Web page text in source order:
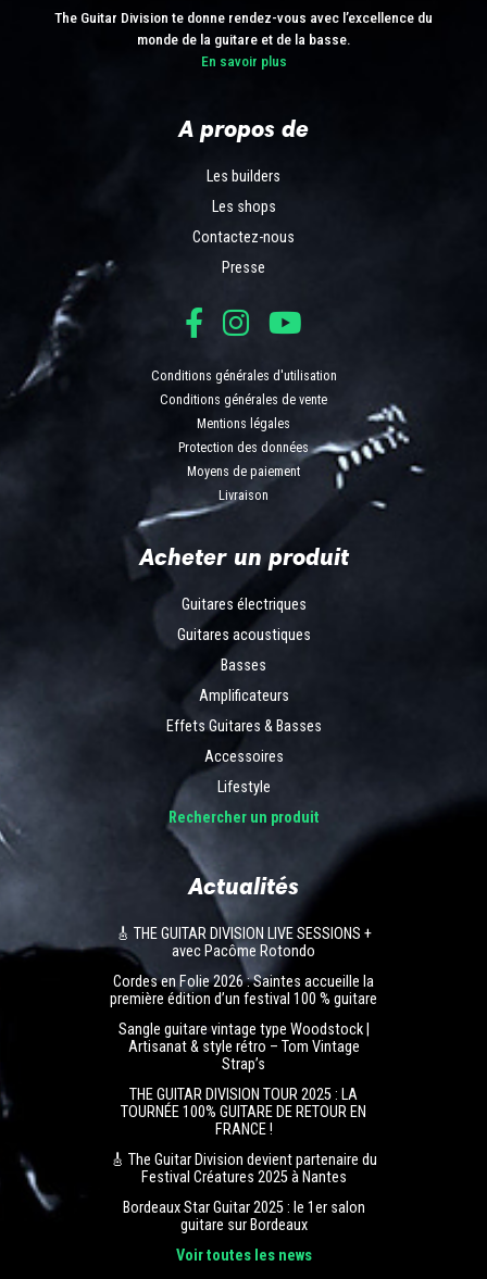
The Guitar Division te donne rendez-vous avec l’excellence du
monde de la guitare et de la basse.
En savoir plus
A propos de
Les builders
Les shops
Contactez-nous
Presse
Conditions générales d'utilisation
Conditions générales de vente
Mentions légales
Protection des données
Moyens de paiement
Livraison
Acheter un produit
Guitares électriques
Guitares acoustiques
Basses
Amplificateurs
Effets Guitares & Basses
Accessoires
Lifestyle
Rechercher un produit
Actualités
🎸 THE GUITAR DIVISION LIVE SESSIONS +
avec Pacôme Rotondo
Cordes en Folie 2026 : Saintes accueille la
première édition d’un festival 100 % guitare
Sangle guitare vintage type Woodstock |
Artisanat & style rétro – Tom Vintage
Strap’s
THE GUITAR DIVISION TOUR 2025 : LA
TOURNÉE 100% GUITARE DE RETOUR EN
FRANCE !
🎸 The Guitar Division devient partenaire du
Festival Créatures 2025 à Nantes
Bordeaux Star Guitar 2025 : le 1er salon
guitare sur Bordeaux
Voir toutes les news